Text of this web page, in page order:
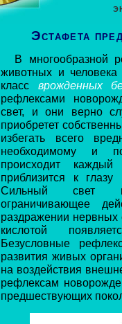
Эстафета
В многообразной
животных и
класс врожденных
рефлексами
свет, и они верно
приобретет
избегать всего
необходимому и
происходит
приблизится к
Сильный свет
ограничивающее
раздражении нервных
кислотой
Безусловные
развития живых
на воздействия
рефлексам
предшествующих